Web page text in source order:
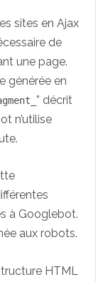
sites en Ajax
de
une page.
générée en
” décrit
n’utilise
à Googlebot.
aux robots.
HTML